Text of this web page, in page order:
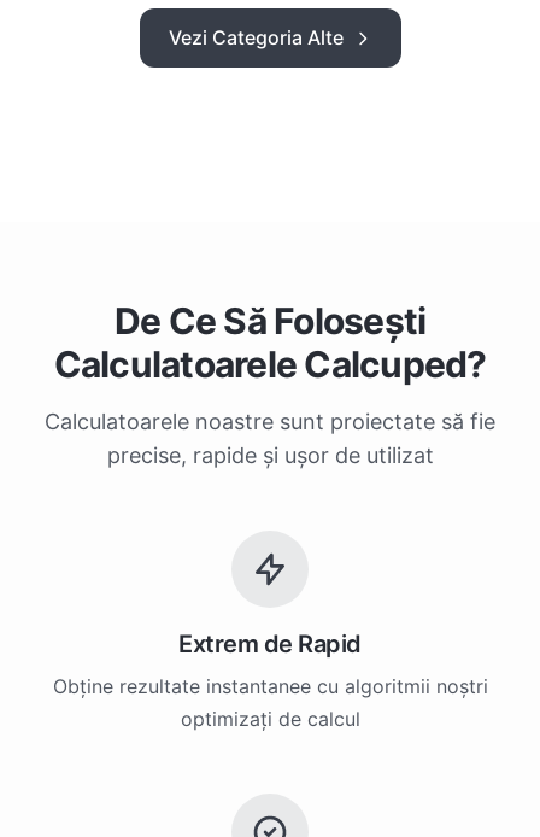
Vezi Categoria Alte
De Ce Să Folosești
Calculatoarele Calcuped?
Calculatoarele noastre sunt proiectate să fie
precise, rapide și ușor de utilizat
Extrem de Rapid
Obține rezultate instantanee cu algoritmii noștri
optimizați de calcul